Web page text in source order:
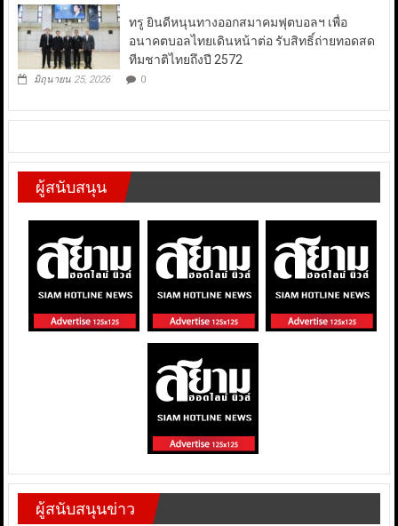
ทรู ยินดีหนุนทางออกสมาคมฟุตบอลฯ เพื่อ
อนาคตบอลไทยเดินหน้าต่อ รับสิทธิ์ถ่ายทอดสด
ทีมชาติไทยถึงปี 2572
มิถุนายน 25, 2026 0
ผู้สนับสนุน
ผู้สนับสนุนข่าว